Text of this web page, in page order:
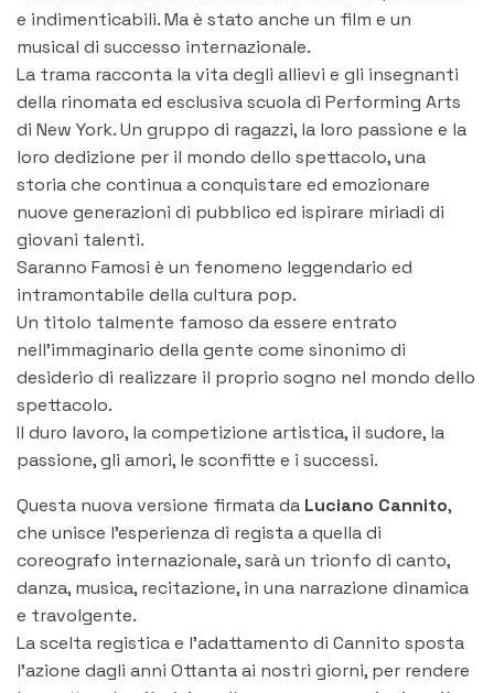
e indimenticabili. Ma è stato anche un film e un
musical di successo internazionale.
La trama racconta la vita degli allievi e gli insegnanti
della rinomata ed esclusiva scuola di Performing Arts
di New York. Un gruppo di ragazzi, la loro passione e la
loro dedizione per il mondo dello spettacolo, una
storia che continua a conquistare ed emozionare
nuove generazioni di pubblico ed ispirare miriadi di
giovani talenti.
Saranno Famosi è un fenomeno leggendario ed
intramontabile della cultura pop.
Un titolo talmente famoso da essere entrato
nell’immaginario della gente come sinonimo di
desiderio di realizzare il proprio sogno nel mondo dello
spettacolo.
Il duro lavoro, la competizione artistica, il sudore, la
passione, gli amori, le sconfitte e i successi.
Questa nuova versione firmata da Luciano Cannito,
che unisce l’esperienza di regista a quella di
coreografo internazionale, sarà un trionfo di canto,
danza, musica, recitazione, in una narrazione dinamica
e travolgente.
La scelta registica e l’adattamento di Cannito sposta
l’azione dagli anni Ottanta ai nostri giorni, per rendere